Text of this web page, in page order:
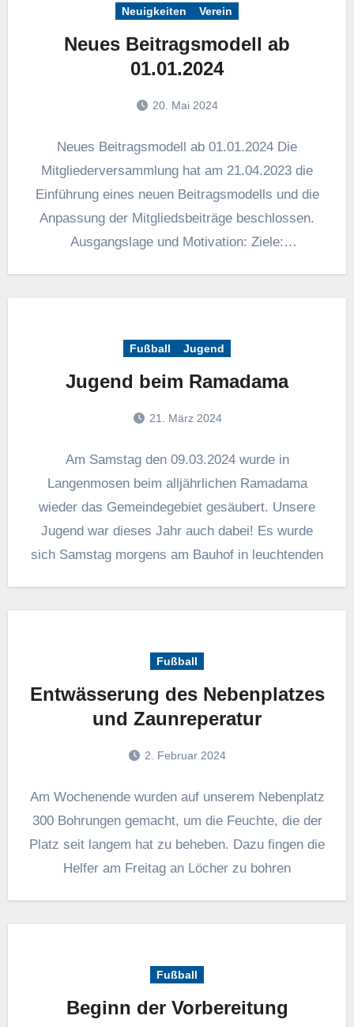
Neuigkeiten Verein
Neues Beitragsmodell ab
01.01.2024
20. Mai 2024
Neues Beitragsmodell ab 01.01.2024 Die
Mitgliederversammlung hat am 21.04.2023 die
Einführung eines neuen Beitragsmodells und die
Anpassung der Mitgliedsbeiträge beschlossen.
Ausgangslage und Motivation: Ziele:
Fußball Jugend
Jugend beim Ramadama
21. März 2024
Am Samstag den 09.03.2024 wurde in
Langenmosen beim alljährlichen Ramadama
wieder das Gemeindegebiet gesäubert. Unsere
Jugend war dieses Jahr auch dabei! Es wurde
sich Samstag morgens am Bauhof in leuchtenden
Fußball
Entwässerung des Nebenplatzes
und Zaunreperatur
2. Februar 2024
Am Wochenende wurden auf unserem Nebenplatz
300 Bohrungen gemacht, um die Feuchte, die der
Platz seit langem hat zu beheben. Dazu fingen die
Helfer am Freitag an Löcher zu bohren
Fußball
Beginn der Vorbereitung